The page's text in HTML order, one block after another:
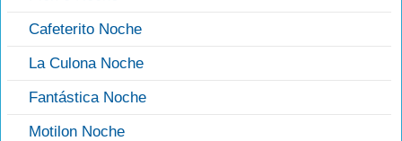
Cafeterito Noche
La Culona Noche
Fantástica Noche
Motilon Noche